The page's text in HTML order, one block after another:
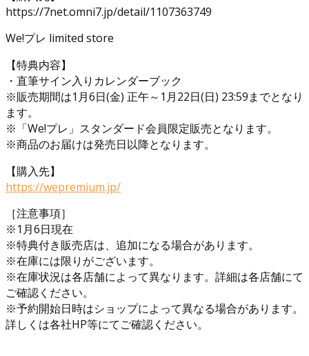
https://7net.omni7.jp/detail/1107363749
We!プレ limited store
【特典内容】
・直筆サイン入りカレンダーブック
※販売期間は1月6日(金) 正午～1月22日(日) 23:59までとなり
ます。
※「We!プレ」スタンダード会員限定販売となります。
※商品のお届けは発売日以降となります。
【購入先】
https://wepremium.jp/
［注意事項］
※1月6日現在
※特典付き販売店は、追加になる場合があります。
※在庫には限りがございます。
※在庫状況は各店舗によって異なります。詳細は各店舗にて
ご確認ください。
※予約開始日時はショップによって異なる場合があります。
詳しくは各社HP等にてご確認ください。